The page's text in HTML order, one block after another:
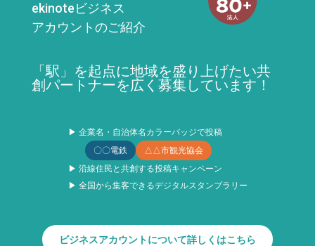
ekinoteビジネス
アカウントのご紹介
「駅」を起点に地域を盛り上げたい共
創パートナーを広く募集しています！
▶ 企業名・自治体名カラーバッジで投稿
〇〇電鉄
△△市観光協会
▶ 沿線住民と共創する投稿キャンペーン
▶ 全国から集客できるデジタルスタンプラリー
ビジネスアカウントについて詳しくはこちら